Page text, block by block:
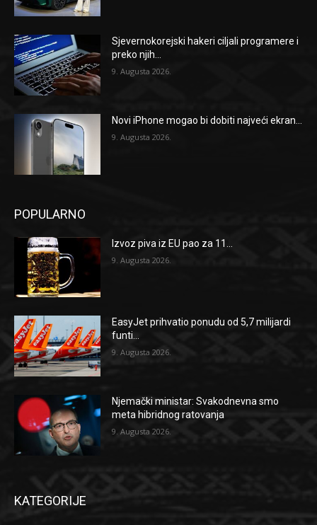
Sjevernokorejski hakeri ciljali programere i
preko njih...
9. Augusta 2026.
Novi iPhone mogao bi dobiti najveći ekran...
9. Augusta 2026.
POPULARNO
Izvoz piva iz EU pao za 11...
9. Augusta 2026.
EasyJet prihvatio ponudu od 5,7 milijardi
funti...
9. Augusta 2026.
Njemački ministar: Svakodnevna smo
meta hibridnog ratovanja
9. Augusta 2026.
KATEGORIJE